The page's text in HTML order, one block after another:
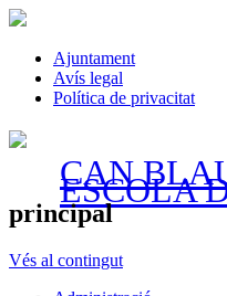
Ajuntament
Avís legal
Política de privacitat
CAN
ESCOLA
principal
Vés al contingut